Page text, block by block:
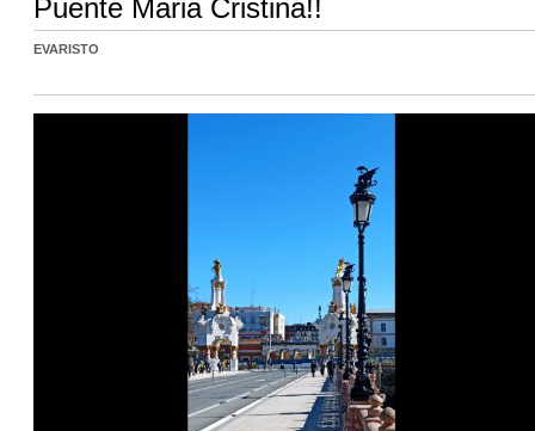
Puente Maria Cristina!!
EVARISTO